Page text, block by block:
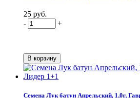
25 руб.
-
+
Семена Лук батун Апрельский, 1,0г,